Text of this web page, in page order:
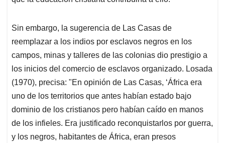
Sin embargo, la sugerencia de Las Casas de
reemplazar a los indios por esclavos negros en los
campos, minas y talleres de las colonias dio prestigio a
los inicios del comercio de esclavos organizado. Losada
(1970), precisa: "En opinión de Las Casas, ‘África era
uno de los territorios que antes habían estado bajo
dominio de los cristianos pero habían caído en manos
de los infieles. Era justificado reconquistarlos por guerra,
y los negros, habitantes de África, eran presos